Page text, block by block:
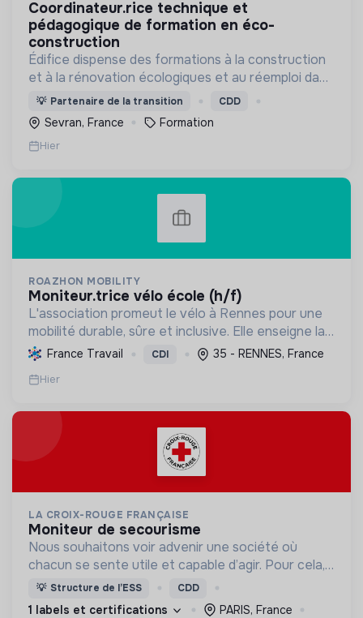
coordinateur.rice technique et
pédagogique de formation en éco-
construction
Édifice dispense des formations à la construction
et à la rénovation écologiques et au réemploi dans
le bâtiment. Nos formations s'adressent à des
personnes en activité et des demandeurs
d'emploi.
💡 Partenaire de la transition CDD
Sevran, France Formation
Hier
ROAZHON MOBILITY
moniteur.trice vélo école (h/f)
L'association promeut le vélo à Rennes pour une
mobilité durable, sûre et inclusive. Elle enseigne la
pratique et la sécurité, favorisant l'autonomie et
l'écologie.
France Travail CDI 35 - RENNES, France
Hier
LA CROIX-ROUGE FRANÇAISE
moniteur de secourisme
Nous souhaitons voir advenir une société où
chacun se sente utile et capable d’agir. Pour cela,
nous proposons des moyens et des lieux
d’engagement innovants et adaptés à tous.
💡 Structure de l’ESS CDD
1 labels et certifications
PARIS, France